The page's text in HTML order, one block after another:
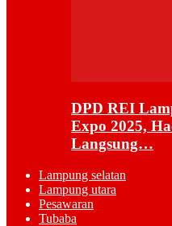
DPD REI
Expo 2025,
Langsung…
Lampung selatan
Lampung utara
Pesawaran
Tubaba